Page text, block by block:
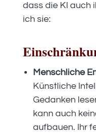
dass die KI auch
ich sie:
Menschliche
Künstliche
Gedanken
kann auch
aufbauen. Ihr